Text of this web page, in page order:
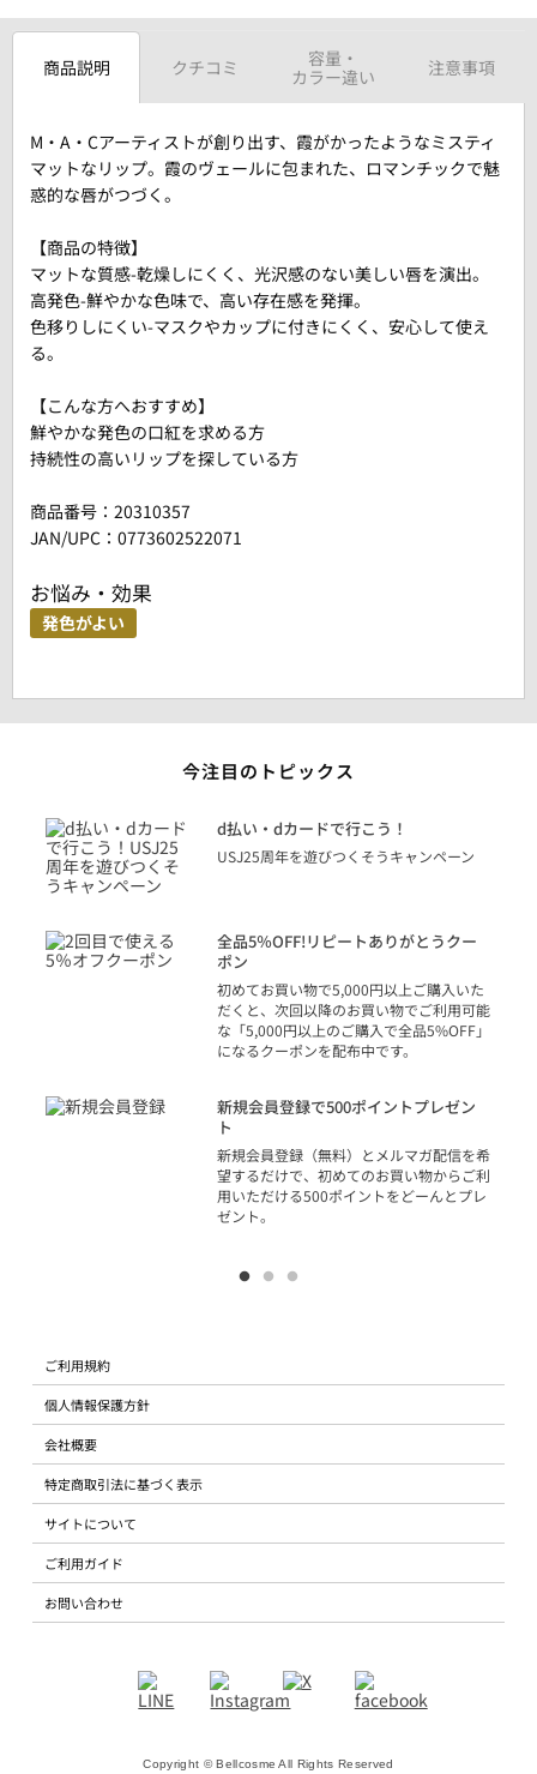
商品説明 クチコミ
容量・
カラー違い
注意事項
M・A・Cアーティストが創り出す、霞がかったようなミスティ
マットなリップ。霞のヴェールに包まれた、ロマンチックで魅
惑的な唇がつづく。
【商品の特徴】
マットな質感-乾燥しにくく、光沢感のない美しい唇を演出。
高発色-鮮やかな色味で、高い存在感を発揮。
色移りしにくい-マスクやカップに付きにくく、安心して使え
る。
【こんな方へおすすめ】
鮮やかな発色の口紅を求める方
持続性の高いリップを探している方
商品番号： 20310357
JAN/UPC：0773602522071
お悩み・効果
発色がよい
今注目のトピックス
d払い・dカードで行こう！
USJ25周年を遊びつくそうキャンペーン
全品5％OFF!リピートありがとうクー
ポン
初めてお買い物で5,000円以上ご購入いた
だくと、次回以降のお買い物でご利用可能
な「5,000円以上のご購入で全品5%OFF」
になるクーポンを配布中です。
新規会員登録で500ポイントプレゼン
ト
新規会員登録（無料）とメルマガ配信を希
望するだけで、初めてのお買い物からご利
用いただける500ポイントをどーんとプレ
ゼント。
ご利用規約
個人情報保護方針
会社概要
特定商取引法に基づく表示
サイトについて
ご利用ガイド
お問い合わせ
Copyright © Bellcosme All Rights Reserved